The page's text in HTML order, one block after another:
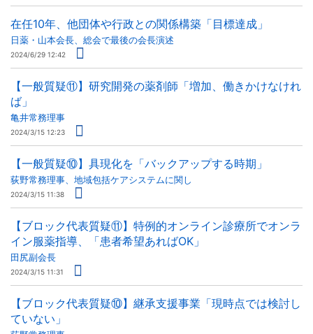
在任10年、他団体や行政との関係構築「目標達成」
日薬・山本会長、総会で最後の会長演述
2024/6/29 12:42
【一般質疑⑪】研究開発の薬剤師「増加、働きかけなけれ
ば」
亀井常務理事
2024/3/15 12:23
【一般質疑⑩】具現化を「バックアップする時期」
荻野常務理事、地域包括ケアシステムに関し
2024/3/15 11:38
【ブロック代表質疑⑪】特例的オンライン診療所でオンラ
イン服薬指導、「患者希望あればOK」
田尻副会長
2024/3/15 11:31
【ブロック代表質疑⑩】継承支援事業「現時点では検討し
ていない」